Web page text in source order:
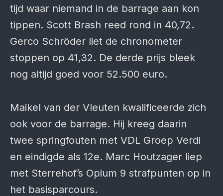
tijd waar niemand in de barrage aan kon
tippen. Scott Brash reed rond in 40,72.
Gerco Schröder liet de chronometer
stoppen op 41,32. De derde prijs bleek
nog altijd goed voor 52.500 euro.
Maikel van der Vleuten kwalificeerde zich
ook voor de barrage. Hij kreeg daarin
twee springfouten met VDL Groep Verdi
en eindigde als 12e. Marc Houtzager liep
met Sterrehof’s Opium 9 strafpunten op in
het basisparcours.